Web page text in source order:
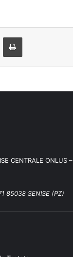
CENTRALE ONLUS –
85038 SENISE (PZ)